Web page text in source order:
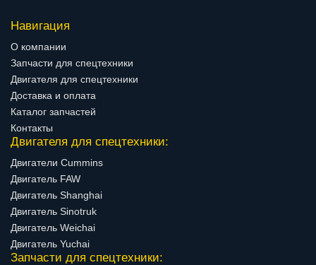
Навигация
О компании
Запчасти для спецтехники
Двигателя для спецтехники
Доставка и оплата
Каталог запчастей
Контакты
Двигателя для спецтехники:
Двигатели Cummins
Двигатель FAW
Двигатель Shanghai
Двигатель Sinotruk
Двигатель Weichai
Двигатель Yuchai
Запчасти для спецтехники: